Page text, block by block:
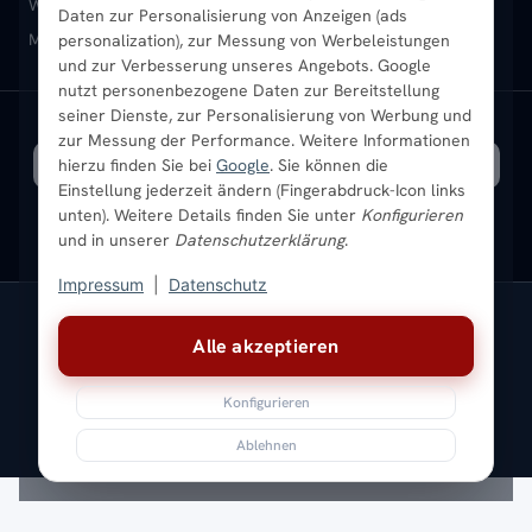
Alle akzeptieren
Konfigurieren
Ablehnen
Daten zur Personalisierung von Anzeigen (ads
personalization), zur Messung von Werbeleistungen
und zur Verbesserung unseres Angebots. Google
nutzt personenbezogene Daten zur Bereitstellung
seiner Dienste, zur Personalisierung von Werbung und
zur Messung der Performance. Weitere Informationen
hierzu finden Sie bei Google. Sie können die
Einstellung jederzeit ändern (Fingerabdruck-Icon links
unten). Weitere Details finden Sie unter Konfigurieren
und in unserer Datenschutzerklärung.
Impressum Datenschutz
Sendung verfolgen
Ratgeber
Bestpreisgarantie
Aktuelle Angebote
Wandheizkörper Wohnraum-Heizkörper Badheizkörper Schwarz
Mischbetrieb-HeizkörperHeizkörper-ZubehörAktuelle Angebote
SICHERE ZAHLUNG VERSAND MIT
* Alle Preise inkl. gesetzlicher USt. |Kostenloser Versand
ImpressumDatenschutzAGBWiderrufsbelehrungVersandkosten
BatteriegesetzSitemap